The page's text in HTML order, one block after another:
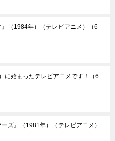
』（1984年）（テレビアニメ）
（6
に始まったテレビアニメです！
（6
ーズ』（1981年）（テレビアニメ）